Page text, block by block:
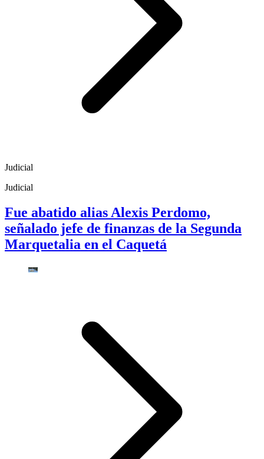
Judicial
Judicial
Fue abatido alias Alexis Perdomo,
señalado jefe de finanzas de la Segunda
Marquetalia en el Caquetá